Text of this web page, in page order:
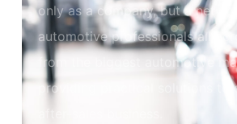
only as a company, but a
automotive professionals all
from the biggest automotive
providing practical solutions to